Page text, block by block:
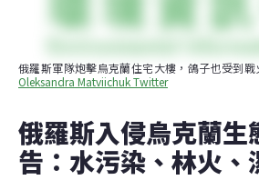
俄羅斯軍隊炮擊烏克蘭住宅大樓，鴿子也受到
Oleksandra Matviichuk Twitter
俄羅斯入侵烏克蘭生
告：水污染、林火、